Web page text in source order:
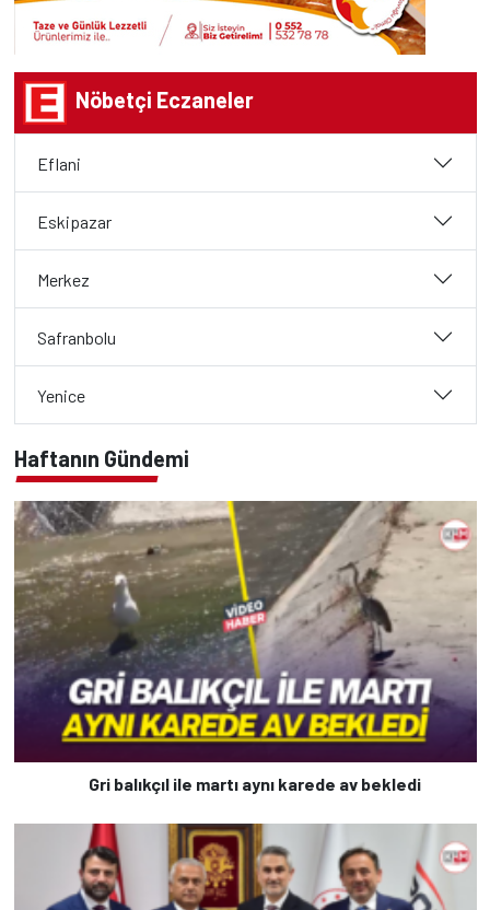
Nöbetçi Eczaneler
Eflani
Eskipazar
Merkez
Safranbolu
Yenice
Haftanın Gündemi
Gri balıkçıl ile martı aynı karede av bekledi